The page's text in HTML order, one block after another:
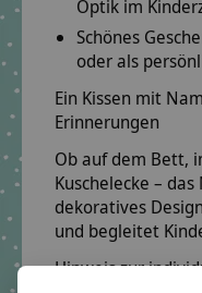
Optik im
Schönes
oder als
Ein Kissen mit
Erinnerungen
Ob auf dem Bett,
Kuschelecke –
dekoratives
und begleitet
Hinweis zur